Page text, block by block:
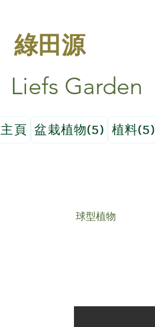
綠田源
Liefs Garden
主頁 盆栽植物(5) 植料(5)
球型植物